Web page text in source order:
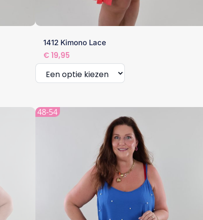
1412 Kimono Lace
€19,95
product
heeft
48-54